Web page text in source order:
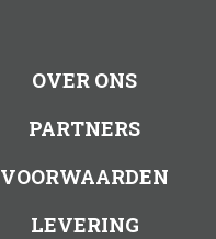
OVER ONS
PARTNERS
VOORWAARDEN
LEVERING